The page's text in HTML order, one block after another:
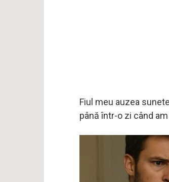
Fiul meu auzea
până într-o zi când